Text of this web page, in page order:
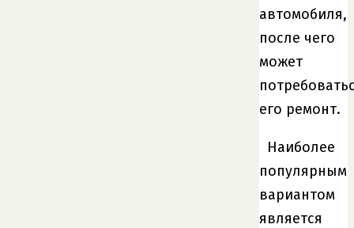
автомобиля,
после чего
может
его ремонт.
Наиболее
популярным
вариантом
является